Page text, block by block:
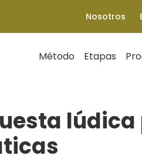
Nosotros
Método Etapas